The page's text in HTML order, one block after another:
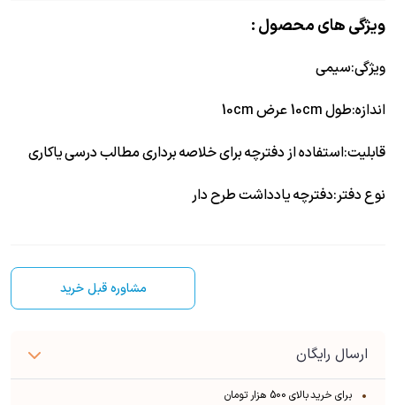
ویژگی های محصول :
ویژگی:سیمی
اندازه:طول 10cm عرض 10cm
قابلیت:استفاده از دفترچه برای خلاصه برداری مطالب درسی یاکاری
نوع دفتر:دفترچه یادداشت طرح دار
مشاوره قبل خرید
ارسال رایگان
برای خرید بالای 500 هزار تومان